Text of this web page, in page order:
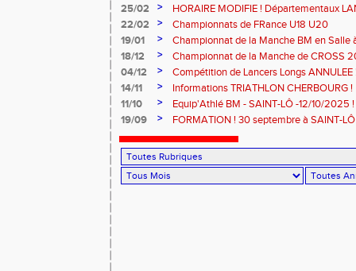
25/02
>
HORAIRE MODIFIE ! Départementaux
Samedi 7 mars à SAINT-JAMES
22/02 >
Championnats de FRance U18 U20
19/01
>
Championnat de la Manche BM en Salle
MODIFIE !
18/12 >
Championnat de la Manche de CROSS
04/12
>
Compétition de Lancers Longs ANNULEE
14/11
>
Informations TRIATHLON CHERBOURG !
11/10
>
Equip'Athlé BM - SAINT-LÔ -12/10/2025 !
19/09
> FORMATION ! 30 septembre à SAINT-